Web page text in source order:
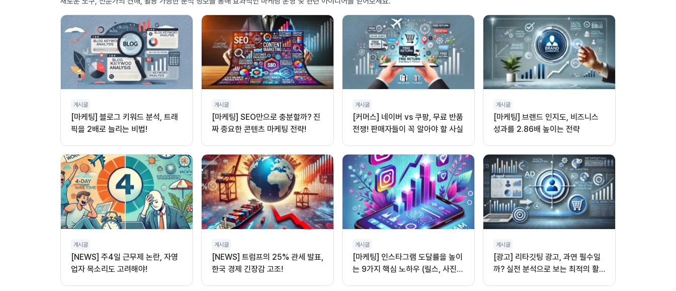
게시글
[마케팅] 블로그 키워드 분석, 트래
픽을 2배로 늘리는 비법!
게시글
[마케팅] SEO만으로 충분할까? 진
짜 중요한 콘텐츠 마케팅 전략!
게시글
[커머스] 네이버 vs 쿠팡, 무료 반품
전쟁! 판매자들이 꼭 알아야 할 사실
게시글
[마케팅] 브랜드 인지도, 비즈니스
성과를 2.86배 높이는 전략
게시글
[NEWS] 주4일 근무제 논란, 자영
업자 목소리도 고려해야!
게시글
[NEWS] 트럼프의 25% 관세 발표,
한국 경제 긴장감 고조!
게시글
[마케팅] 인스타그램 도달률을 높이
는 9가지 핵심 노하우 (릴스, 사진,
게시글
[광고] 리타깃팅 광고, 과연 필수일
까? 실전 분석으로 보는 최적의 활